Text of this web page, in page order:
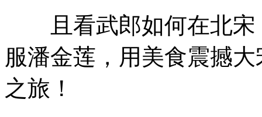
且看武郎如何在北宋
服潘金莲，用美食震撼
之旅！